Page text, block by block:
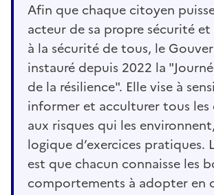
Afin que chaque citoyen
acteur de sa propre sécurité
à la sécurité de tous, le
instauré depuis 2022 la
de la résilience". Elle vise à
informer et acculturer tous les
aux risques qui les
logique d’exercices pratiques.
est que chacun connaisse les
comportements à adopter en